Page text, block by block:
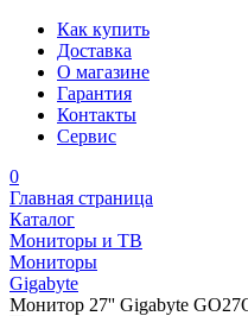
Как купить
Доставка
О магазине
Гарантия
Контакты
Сервис
0
Главная страница
Каталог
Мониторы и ТВ
Мониторы
Gigabyte
Монитор 27'' Gigabyte